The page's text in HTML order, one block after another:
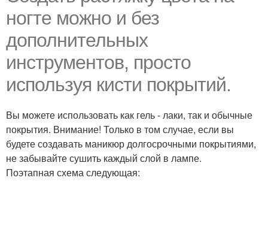
ногте можно и без
дополнительных
инструментов, просто
используя кисти покрытий.
Вы можете использовать как гель - лаки, так и обычные
покрытия. Внимание! Только в том случае, если вы
будете создавать маникюр долгосрочными покрытиями,
не забывайте сушить каждый слой в лампе.
Поэтапная схема следующая: